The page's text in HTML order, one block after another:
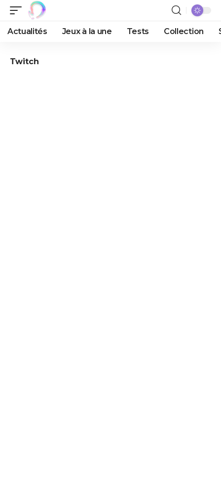
Actualités Jeux à la une Tests Collection
Twitch